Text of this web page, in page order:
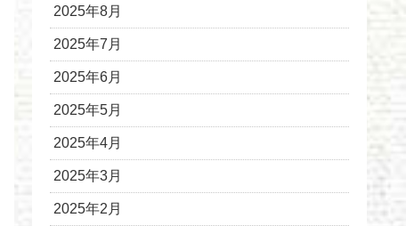
2025年8月
2025年7月
2025年6月
2025年5月
2025年4月
2025年3月
2025年2月